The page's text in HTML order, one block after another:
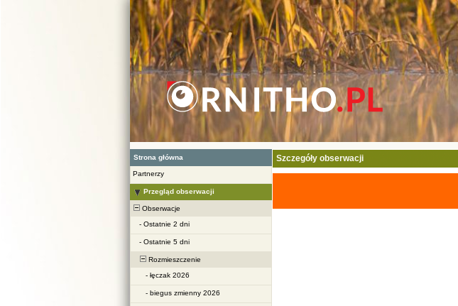
Strona główna
Partnerzy
Przegląd obserwacji
Obserwacje
- Ostatnie 2 dni
- Ostatnie 5 dni
Rozmieszczenie
- łęczak 2026
- biegus zmienny 2026
Szczegóły obserwacji